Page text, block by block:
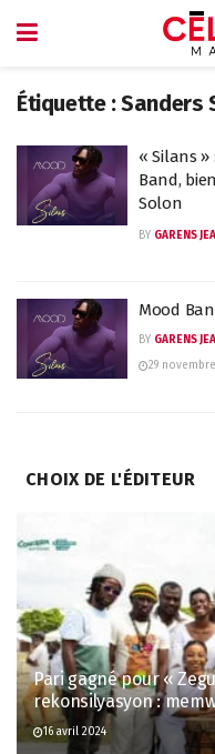
Étiquette :Sanders
« Silans
Band,
Solon
BY GARENS
Mood
BY GARENS
29
CHOIX DE L'ÉDITEUR
Pari gagné pour «
rekonsilyasyon :
16 avril 2024